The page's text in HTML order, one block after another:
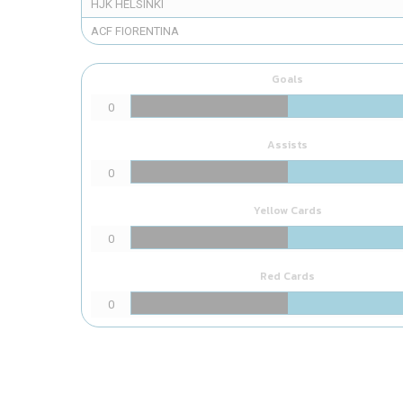
HJK HELSINKI
ACF FIORENTINA
Goals
0
Assists
0
Yellow Cards
0
Red Cards
0